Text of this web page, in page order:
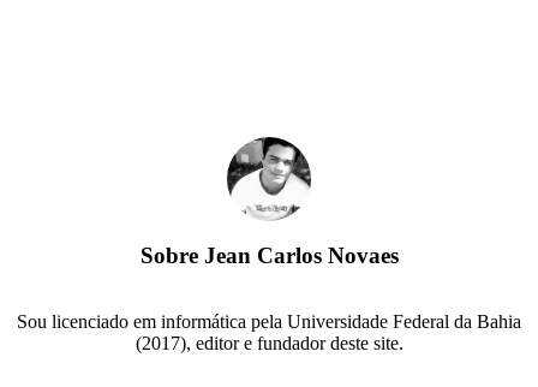
Sobre Jean Carlos Novaes
Sou licenciado em informática pela Universidade Federal da Bahia
(2017), editor e fundador deste site.